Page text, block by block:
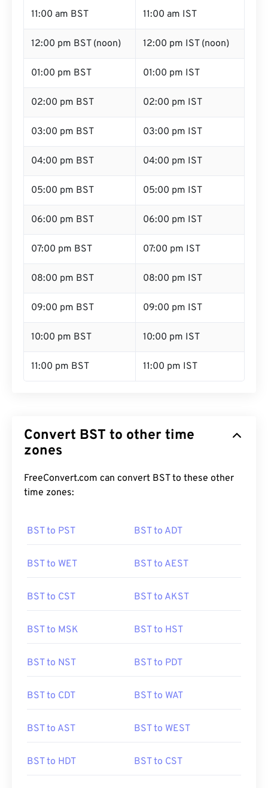
11:00 am BST 11:00 am IST
12:00 pm BST (noon) 12:00 pm IST (noon)
01:00 pm BST 01:00 pm IST
02:00 pm BST 02:00 pm IST
03:00 pm BST 03:00 pm IST
04:00 pm BST 04:00 pm IST
05:00 pm BST 05:00 pm IST
06:00 pm BST 06:00 pm IST
07:00 pm BST 07:00 pm IST
08:00 pm BST 08:00 pm IST
09:00 pm BST 09:00 pm IST
10:00 pm BST 10:00 pm IST
11:00 pm BST 11:00 pm IST
Convert BST to other time
zones
FreeConvert.com can convert BST to these other
time zones:
BST to PST BST to ADT
BST to WET BST to AEST
BST to CST BST to AKST
BST to MSK BST to HST
BST to NST BST to PDT
BST to CDT BST to WAT
BST to AST BST to WEST
BST to HDT BST to CST